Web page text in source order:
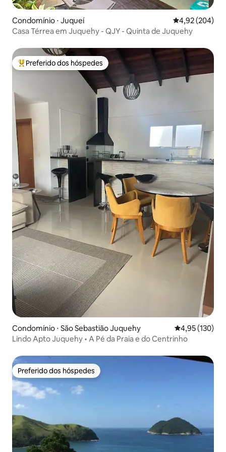
Condomínio ⋅ Juqueí 4,92 de uma
4,92 (204)
Casa Térrea em Juquehy - QJY - Quinta de Juquehy
Entre os melhores preferidos dos hóspedes
Preferido dos hóspedes
Condomínio ⋅ São Sebastião Juquehy 4,95 de uma
4,95 (130)
Lindo Apto Juquehy • A Pé da Praia e do Centrinho
Preferido dos hóspedes
Preferido dos hóspedes